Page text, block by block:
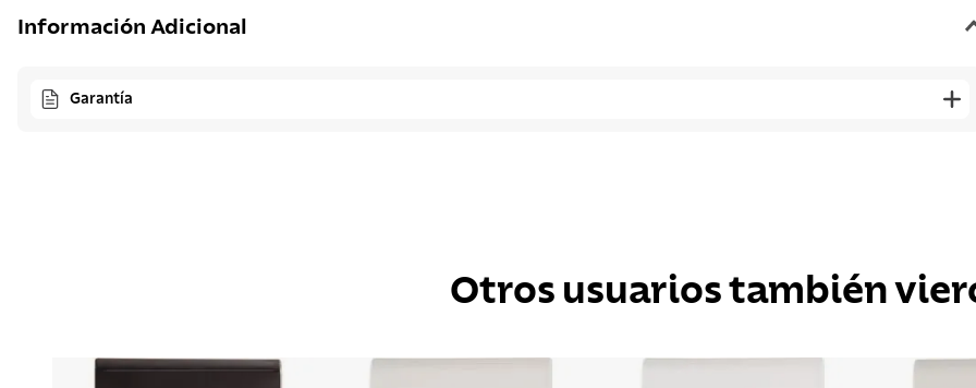
Información Adicional
Garantía
Otros usuarios también